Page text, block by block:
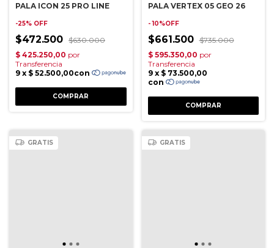
PALA ICON 25 PRO LINE
-25% OFF
$472.500 $630.000
PALA VERTEX 05 GEO 26
- 10%OFF
$661.500 $735.000
GRATIS GRATIS